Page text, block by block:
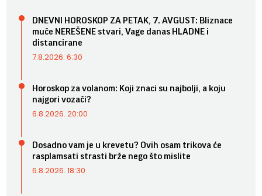
DNEVNI HOROSKOP ZA PETAK, 7. AVGUST: Bliznace
muče NEREŠENE stvari, Vage danas HLADNE i
distancirane
7.8.2026. 6:30
Horoskop za volanom: Koji znaci su najbolji, a koju
najgori vozači?
6.8.2026. 20:00
Dosadno vam je u krevetu? Ovih osam trikova će
rasplamsati strasti brže nego što mislite
6.8.2026. 18:30